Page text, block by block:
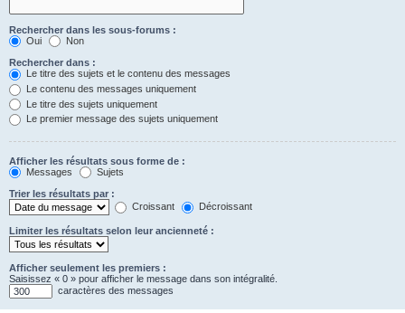
Rechercher dans les sous-forums :
Oui
Non
Rechercher dans :
Le titre des sujets et le contenu des messages
Le contenu des messages uniquement
Le titre des sujets uniquement
Le premier message des sujets uniquement
Afficher les résultats sous forme de :
Messages
Sujets
Trier les résultats par :
Croissant
Décroissant
Limiter les résultats selon leur ancienneté :
Afficher seulement les premiers :
Saisissez « 0 » pour afficher le message dans son intégralité.
caractères des messages